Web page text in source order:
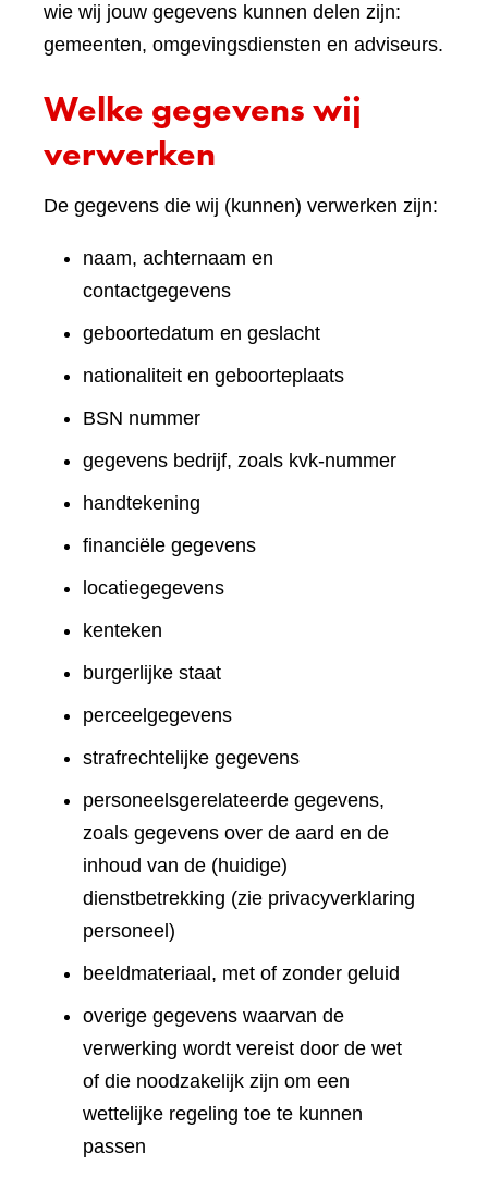
wie wij jouw gegevens kunnen delen zijn:
gemeenten, omgevingsdiensten en adviseurs.
Welke gegevens wij
verwerken
De gegevens die wij (kunnen) verwerken zijn:
naam, achternaam en
contactgegevens
geboortedatum en geslacht
nationaliteit en geboorteplaats
BSN nummer
gegevens bedrijf, zoals kvk-nummer
handtekening
financiële gegevens
locatiegegevens
kenteken
burgerlijke staat
perceelgegevens
strafrechtelijke gegevens
personeelsgerelateerde gegevens,
zoals gegevens over de aard en de
inhoud van de (huidige)
dienstbetrekking (zie privacyverklaring
personeel)
beeldmateriaal, met of zonder geluid
overige gegevens waarvan de
verwerking wordt vereist door de wet
of die noodzakelijk zijn om een
wettelijke regeling toe te kunnen
passen